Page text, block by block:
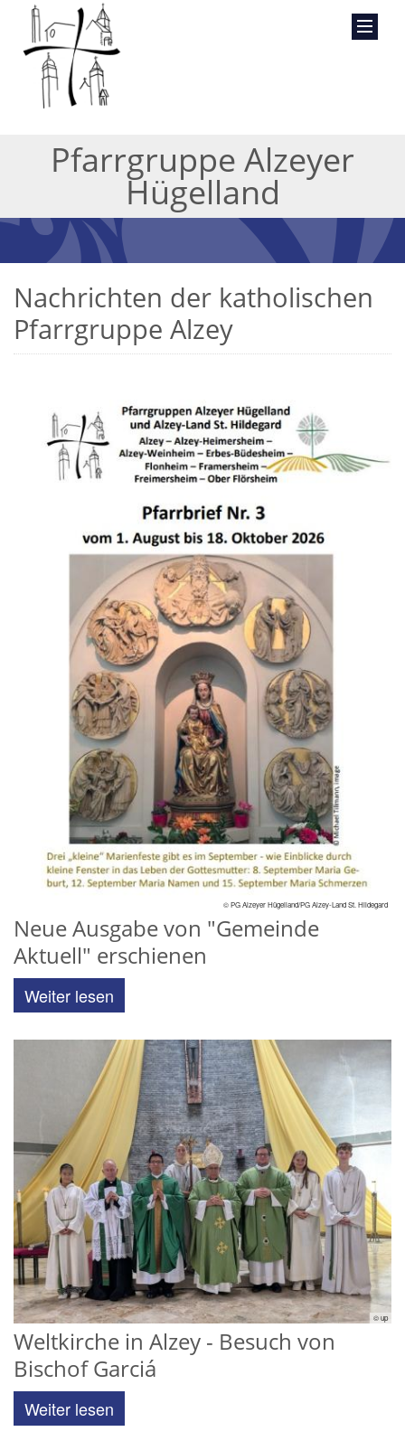
Pfarrgruppe Alzeyer
Hügelland
Nachrichten der katholischen
Pfarrgruppe Alzey
© PG Alzeyer Hügelland/PG Alzey-Land St. Hildegard
Neue Ausgabe von "Gemeinde
Aktuell" erschienen
Weiter lesen
© up
Weltkirche in Alzey - Besuch von
Bischof Garciá
Weiter lesen